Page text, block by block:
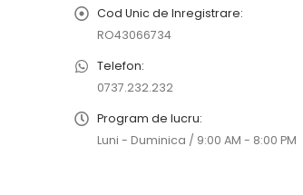
Cod Unic de Inregistrare:
RO43066734
Telefon:
0737.232.232
Program de lucru:
Luni - Duminica / 9:00 AM - 8:00 PM